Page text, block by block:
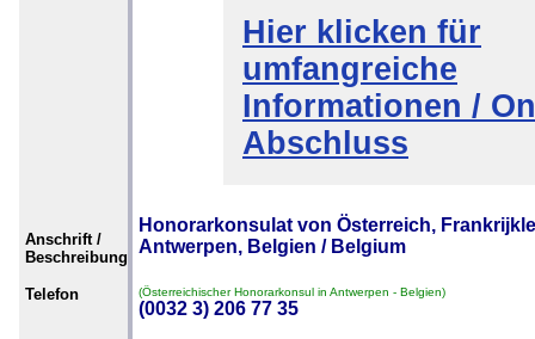
Hier klicken für
umfangreiche
Informationen /
Abschluss
Anschrift /
Beschreibung
Honorarkonsulat von Österreich,
Antwerpen, Belgien / Belgium
Telefon (Österreichischer Honorarkonsul in Antwerpen - Belgien)
(0032 3) 206 77 35